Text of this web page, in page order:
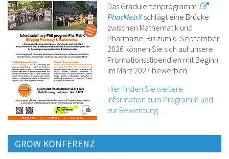
Das Graduiertenprogramm
PharMetrX schlägt eine Brücke
zwischen Mathematik und
Pharmazie. Bis zum 6. September
2026 können Sie sich auf unsere
Promotionsstipendien mit Beginn
im März 2027 bewerben.
Hier finden Sie weitere
Information zum Programm und
zur Bewerbung.
GROW KONFERENZ